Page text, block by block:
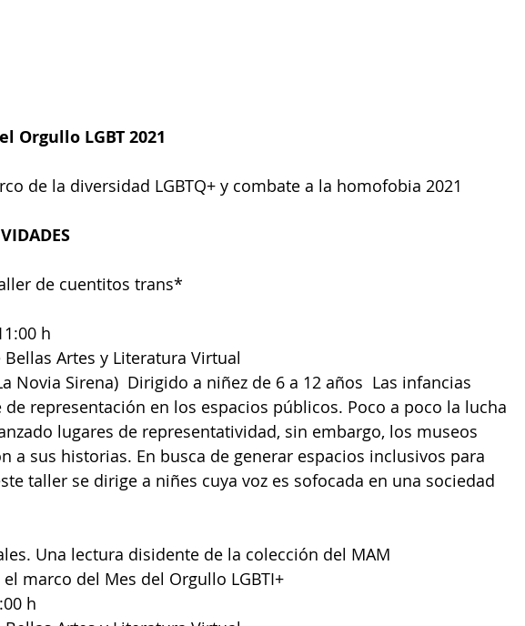
Orgullo LGBT 2021
de la diversidad LGBTQ+ y combate a la homofobia 2021
de cuentitos trans*
h
Artes y Literatura Virtual
Novia Sirena)  Dirigido a niñez de 6 a 12 años  Las infancias
representación en los espacios públicos. Poco a poco la lucha
lugares de representatividad, sin embargo, los museos
a sus historias. En busca de generar espacios inclusivos para
taller se dirige a niñes cuya voz es sofocada en una sociedad
Una lectura disidente de la colección del MAM
marco del Mes del Orgullo LGBTI+
h